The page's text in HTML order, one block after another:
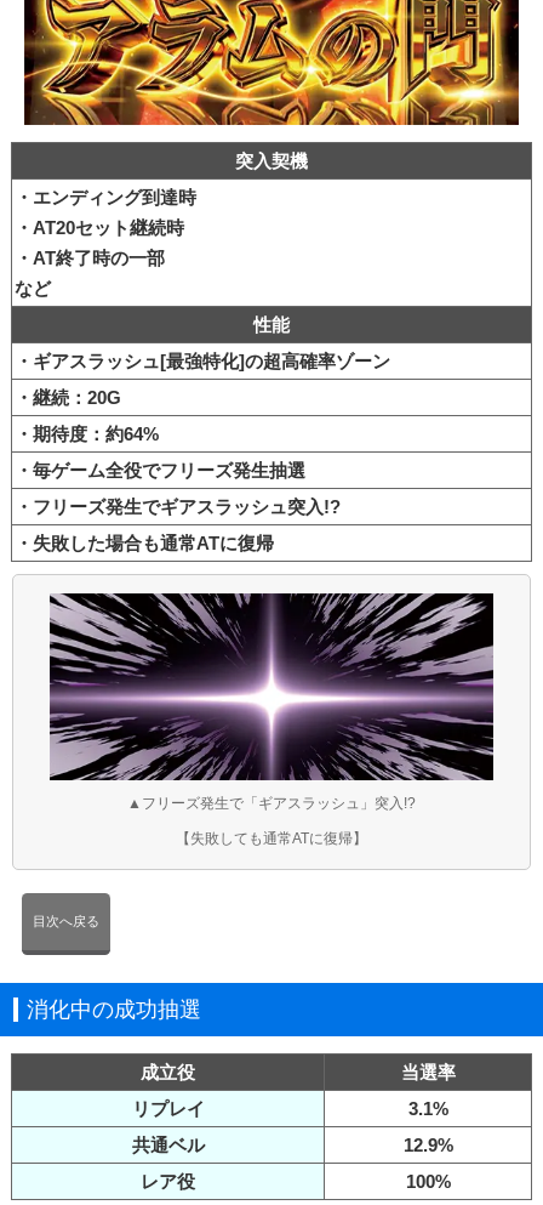
突入契機
・エンディング到達時
・AT20セット継続時
・AT終了時の一部
など
性能
・ギアスラッシュ[最強特化]の超高確率ゾーン
・継続：20G
・期待度：約64%
・毎ゲーム全役でフリーズ発生抽選
・フリーズ発生でギアスラッシュ突入!?
・失敗した場合も通常ATに復帰
▲フリーズ発生で「ギアスラッシュ」突入!?
【失敗しても通常ATに復帰】
目次へ戻る
消化中の成功抽選
成立役
当選率
リプレイ
3.1%
共通ベル
12.9%
レア役
100%